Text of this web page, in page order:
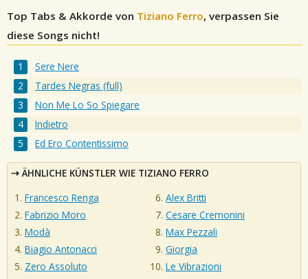
Top Tabs & Akkorde von Tiziano Ferro, verpassen Sie
diese Songs nicht!
Sere Nere
Tardes Negras (full)
Non Me Lo So Spiegare
Indietro
Ed Ero Contentissimo
ÄHNLICHE KÜNSTLER WIE TIZIANO FERRO
Francesco Renga
Fabrizio Moro
Modà
Biagio Antonacci
Zero Assoluto
Alex Britti
Cesare Cremonini
Max Pezzali
Giorgia
Le Vibrazioni